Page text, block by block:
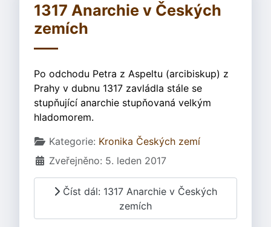
1317 Anarchie v Českých
zemích
Po odchodu Petra z Aspeltu (arcibiskup) z
Prahy v dubnu 1317 zavládla stále se
stupňující anarchie stupňovaná velkým
hladomorem.
Základní údaje
Kategorie: Kronika Českých zemí
Zveřejněno: 5. leden 2017
Číst dál: 1317 Anarchie v Českých
zemích